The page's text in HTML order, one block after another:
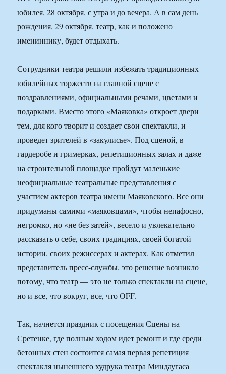
юбилея, 28 октября, с утра и до вечера. А в сам день
рождения, 29 октября, театр, как и положено
имениннику, будет отдыхать.
Сотрудники театра решили избежать традиционных
юбилейных торжеств на главной сцене с
поздравлениями, официальными речами, цветами и
подарками. Вместо этого «Маяковка» откроет двери
тем, для кого творит и создает свои спектакли, и
проведет зрителей в «закулисье». Под сценой, в
гардеробе и гримерках, репетиционных залах и даже
на строительной площадке пройдут маленькие
неофициальные театральные представления с
участием актеров театра имени Маяковского. Все они
придуманы самими «маяковцами», чтобы непафосно,
негромко, но «не без затей», весело и увлекательно
рассказать о себе, своих традициях, своей богатой
истории, своих режиссерах и актерах. Как отметил
представитель пресс-службы, это решение возникло
потому, что театр — это не только спектакли на сцене,
но и все, что вокруг, все, что OFF.
Так, начнется праздник с посещения Сцены на
Сретенке, где полным ходом идет ремонт и где среди
бетонных стен состоится самая первая репетиция
спектакля нынешнего худрука театра Миндаугаса